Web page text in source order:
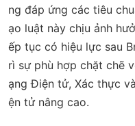
ng đáp ứng các tiêu
ạo luật này chịu ảnh
ếp tục có hiệu lực sau
rì sự phù hợp chặt chẽ
ạng Điện tử, Xác thực
ện tử nâng cao.